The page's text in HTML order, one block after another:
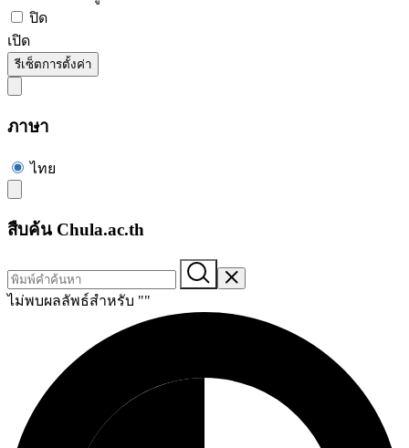
ปิด
เปิด
รีเซ็ตการตั้งค่า
ภาษา
ไทย
สืบค้น Chula.ac.th
ไม่พบผลลัพธ์สำหรับ ""